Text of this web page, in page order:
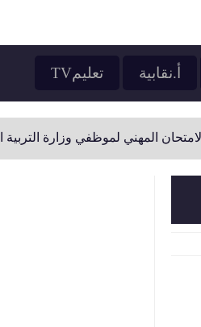
أ.نقابية تعليمTV
وزارة التربية الوطنية